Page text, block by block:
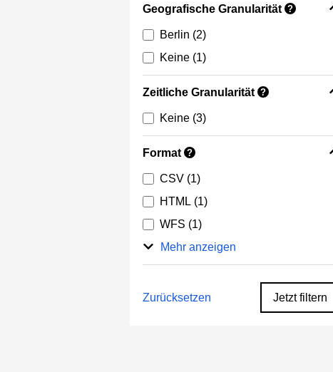
Geografische Granularität ?
Berlin (2)
Keine (1)
Zeitliche Granularität ?
Keine (3)
Format ?
CSV (1)
HTML (1)
WFS (1)
Mehr anzeigen
Zurücksetzen Jetzt filtern